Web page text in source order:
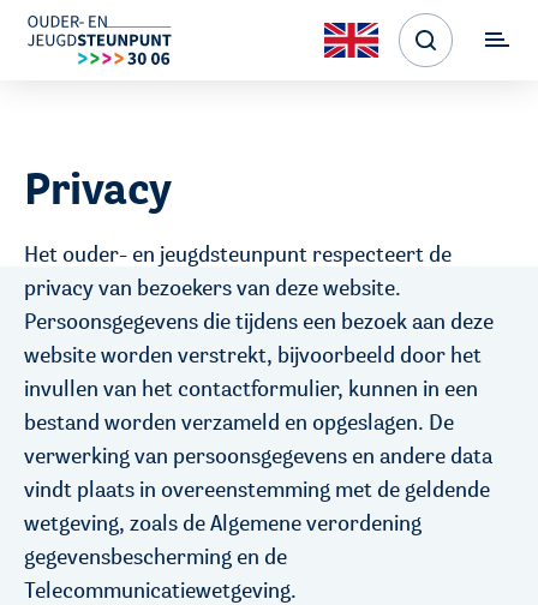
Privacy
Het ouder- en jeugdsteunpunt respecteert de
privacy van bezoekers van deze website.
Persoonsgegevens die tijdens een bezoek aan deze
website worden verstrekt, bijvoorbeeld door het
invullen van het contactformulier, kunnen in een
bestand worden verzameld en opgeslagen. De
verwerking van persoonsgegevens en andere data
vindt plaats in overeenstemming met de geldende
wetgeving, zoals deAlgemene verordening
gegevensbescherming en de
Telecommunicatiewetgeving.